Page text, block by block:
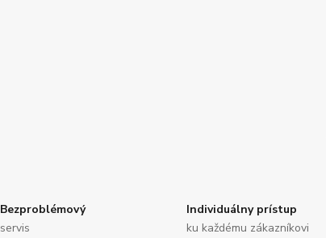
Bezproblémový
servis
Individuálny prístup
ku každému zákazníkovi